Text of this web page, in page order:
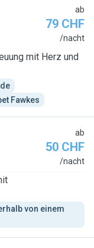
ab
79 CHF
/nacht
mit Herz und
Fawkes
ab
50 CHF
/nacht
von einem